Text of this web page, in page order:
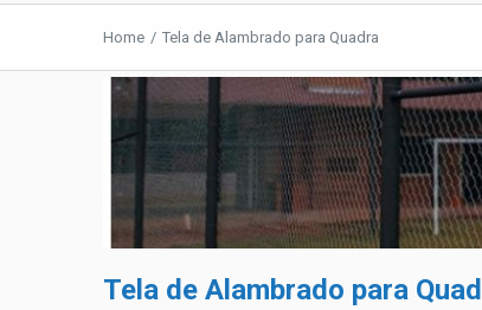
Home Tela de Alambrado para Quadra
Tela de Alambrado para